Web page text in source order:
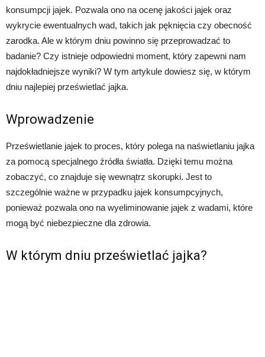
konsumpcji jajek. Pozwala ono na ocenę jakości jajek oraz
wykrycie ewentualnych wad, takich jak pęknięcia czy obecność
zarodka. Ale w którym dniu powinno się przeprowadzać to
badanie? Czy istnieje odpowiedni moment, który zapewni nam
najdokładniejsze wyniki? W tym artykule dowiesz się, w którym
dniu najlepiej prześwietlać jajka.
Wprowadzenie
Prześwietlanie jajek to proces, który polega na naświetlaniu jajka
za pomocą specjalnego źródła światła. Dzięki temu można
zobaczyć, co znajduje się wewnątrz skorupki. Jest to
szczególnie ważne w przypadku jajek konsumpcyjnych,
ponieważ pozwala ono na wyeliminowanie jajek z wadami, które
mogą być niebezpieczne dla zdrowia.
W którym dniu prześwietlać jajka?